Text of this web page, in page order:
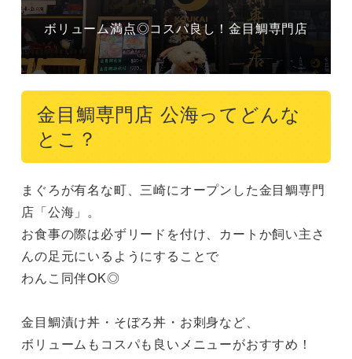
ボリューム満点◎コスパ良し！金目鯛専門店
金目鯛専門店 公海ってどんな
とこ？
まぐろが有名な町、三崎にオープンした金目鯛専門
店「公海」。
お食事の際は必ずリードを付け、カートか飼い主さ
んの足元にいるようにすることで
わんこ同伴OK◎
金目鯛漬け丼・そぼろ丼・お刺身など、
ボリュームもコスパも良いメニューがおすすめ！